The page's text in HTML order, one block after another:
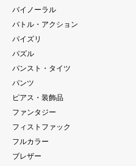
バイノーラル
バトル・アクション
パイズリ
パズル
パンスト・タイツ
パンツ
ピアス・装飾品
ファンタジー
フィストファック
フルカラー
ブレザー